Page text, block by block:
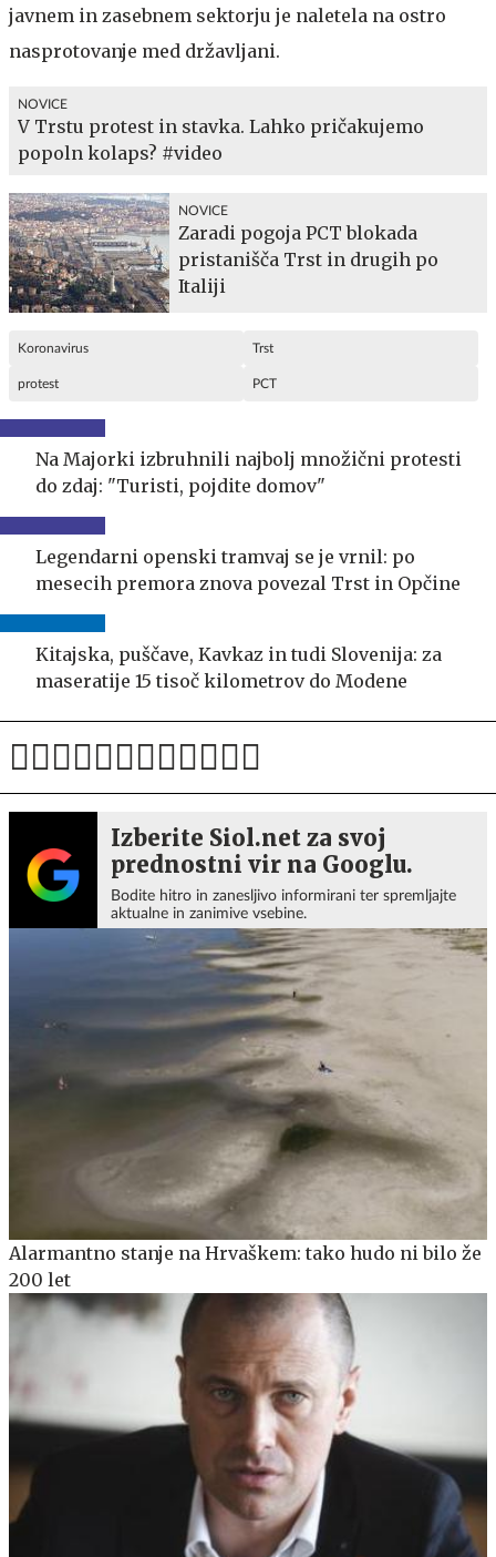
javnem in zasebnem sektorju je naletela na ostro
nasprotovanje med državljani.
NOVICE
V Trstu protest in stavka. Lahko pričakujemo
popoln kolaps? #video
NOVICE
Zaradi pogoja PCT blokada
pristanišča Trst in drugih po
Italiji
Koronavirus Trst
protest PCT
Na Majorki izbruhnili najbolj množični protesti
do zdaj: "Turisti, pojdite domov"
Legendarni openski tramvaj se je vrnil: po
mesecih premora znova povezal Trst in Opčine
Kitajska, puščave, Kavkaz in tudi Slovenija: za
maseratije 15 tisoč kilometrov do Modene
Izberite Siol.net za svoj
prednostni vir na Googlu.
Bodite hitro in zanesljivo informirani ter spremljajte
aktualne in zanimive vsebine.
Alarmantno stanje na Hrvaškem: tako hudo ni bilo že
200 let